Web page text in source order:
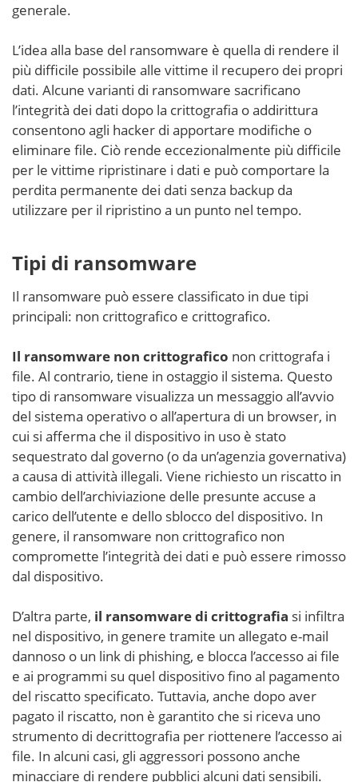
generale.
L’idea alla base del ransomware è quella di rendere il
più difficile possibile alle vittime il recupero dei propri
dati. Alcune varianti di ransomware sacrificano
l’integrità dei dati dopo la crittografia o addirittura
consentono agli hacker di apportare modifiche o
eliminare file. Ciò rende eccezionalmente più difficile
per le vittime ripristinare i dati e può comportare la
perdita permanente dei dati senza backup da
utilizzare per il ripristino a un punto nel tempo.
Tipi di ransomware
Il ransomware può essere classificato in due tipi
principali: non crittografico e crittografico.
Il ransomware non crittografico non crittografa i
file. Al contrario, tiene in ostaggio il sistema. Questo
tipo di ransomware visualizza un messaggio all’avvio
del sistema operativo o all’apertura di un browser, in
cui si afferma che il dispositivo in uso è stato
sequestrato dal governo (o da un’agenzia governativa)
a causa di attività illegali. Viene richiesto un riscatto in
cambio dell’archiviazione delle presunte accuse a
carico dell’utente e dello sblocco del dispositivo. In
genere, il ransomware non crittografico non
compromette l’integrità dei dati e può essere rimosso
dal dispositivo.
D’altra parte, il ransomware di crittografia si infiltra
nel dispositivo, in genere tramite un allegato e-mail
dannoso o un link di phishing, e blocca l’accesso ai file
e ai programmi su quel dispositivo fino al pagamento
del riscatto specificato. Tuttavia, anche dopo aver
pagato il riscatto, non è garantito che si riceva uno
strumento di decrittografia per riottenere l’accesso ai
file. In alcuni casi, gli aggressori possono anche
minacciare di rendere pubblici alcuni dati sensibili.